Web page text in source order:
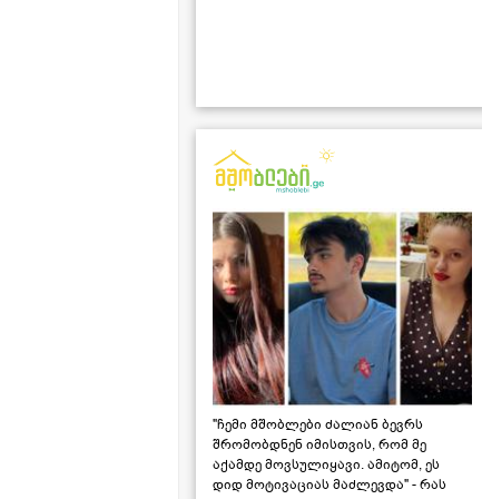
"ჩემი მშობლები ძალიან ბევრს
შრომობდნენ იმისთვის, რომ მე
აქამდე მოვსულიყავი. ამიტომ, ეს
დიდ მოტივაციას მაძლევდა" - რას